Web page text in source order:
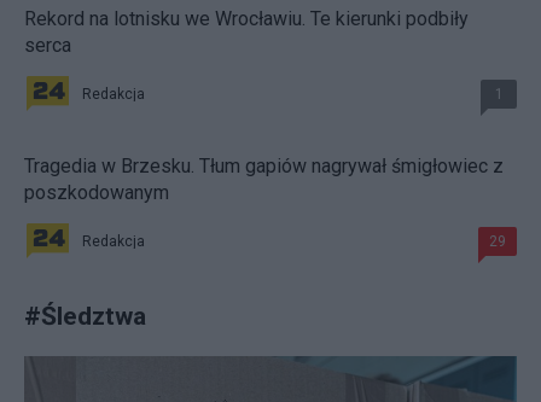
Rekord na lotnisku we Wrocławiu. Te kierunki podbiły
serca
Redakcja 1
Tragedia w Brzesku. Tłum gapiów nagrywał śmigłowiec z
poszkodowanym
Redakcja 29
#Śledztwa